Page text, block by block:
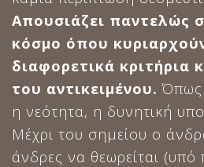
Απουσιάζει παντελώς
κόσμο όπου
διαφορετικά κριτήρια
του αντικειμένου.Όπως
η νεότητα, η δυνητική
Μέχρι του σημείου ο
άνδρες να θεωρείται (υπό